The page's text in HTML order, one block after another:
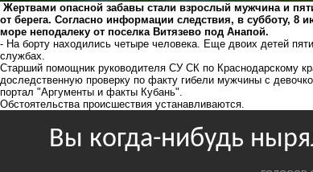
Жертвами опасной забавы стали взрослый мужчина и
от берега. Согласно информации следствия, в субботу, 8
море неподалеку от поселка Витязево под Анапой.
- На борту находились четыре человека. Еще двоих детей
службах.
Старший помощник руководителя СУ СК по Краснодарскому
доследственную проверку по факту гибели мужчины с
портал "Аргументы и факты Кубань".
Обстоятельства происшествия устанавливаются.